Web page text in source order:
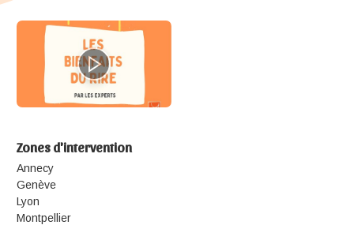
Zones d'intervention
Annecy
Genève
Lyon
Montpellier